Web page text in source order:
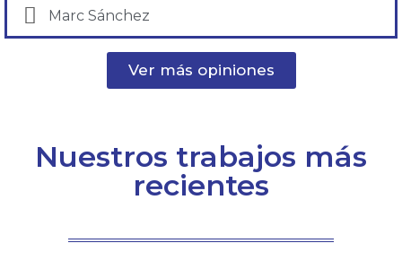
Marc Sánchez
Ver más opiniones
Nuestros trabajos más
recientes